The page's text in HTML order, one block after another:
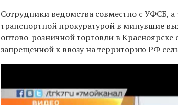
Сотрудники ведомства совместно с УФСБ,
транспортной прокуратурой в минувшие
оптово-розничной торговли в
запрещенной к ввозу на территорию РФ